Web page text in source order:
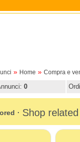
» Home » Compra e
0